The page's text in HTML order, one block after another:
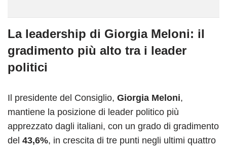
La leadership di Giorgia Meloni: il
gradimento più alto tra i leader
politici
Il presidente del Consiglio, Giorgia Meloni,
mantiene la posizione di leader politico più
apprezzato dagli italiani, con un grado di gradimento
del 43,6%, in crescita di tre punti negli ultimi quattro